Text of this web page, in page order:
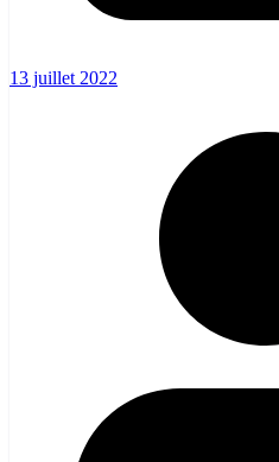
13 juillet 2022